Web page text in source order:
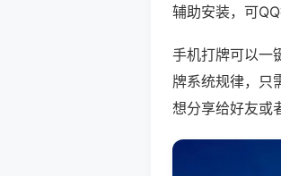
辅助安装，可
手机打牌可以一
牌系统规律，只
想分享给好友或